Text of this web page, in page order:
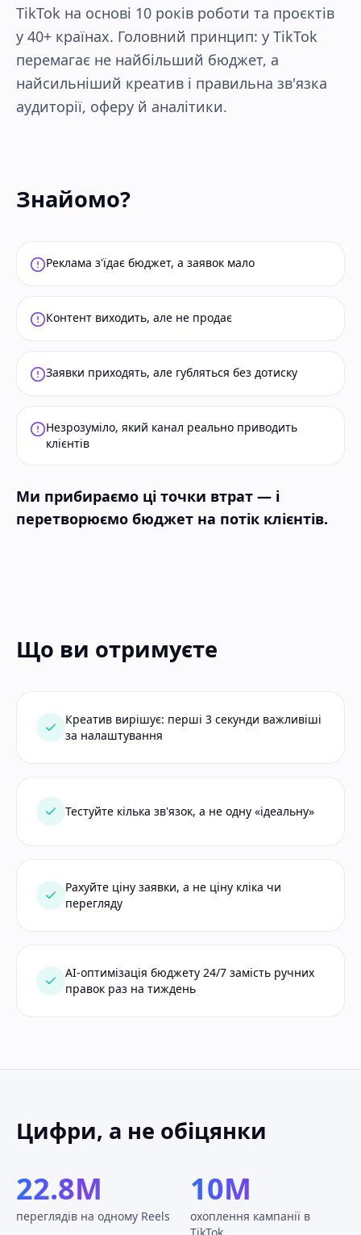
TikTok на основі 10 років роботи та проєктів
у 40+ країнах. Головний принцип: у TikTok
перемагає не найбільший бюджет, а
найсильніший креатив і правильна зв'язка
аудиторії, оферу й аналітики.
Знайомо?
Реклама з'їдає бюджет, а заявок мало
Контент виходить, але не продає
Заявки приходять, але губляться без дотиску
Незрозуміло, який канал реально приводить
клієнтів
Ми прибираємо ці точки втрат — і
перетворюємо бюджет на потік клієнтів.
Що ви отримуєте
Креатив вирішує: перші 3 секунди важливіші
за налаштування
Тестуйте кілька зв'язок, а не одну «ідеальну»
Рахуйте ціну заявки, а не ціну кліка чи
перегляду
AI-оптимізація бюджету 24/7 замість ручних
правок раз на тиждень
Цифри, а не обіцянки
22.8M
переглядів на одному Reels
10M
охоплення кампанії в